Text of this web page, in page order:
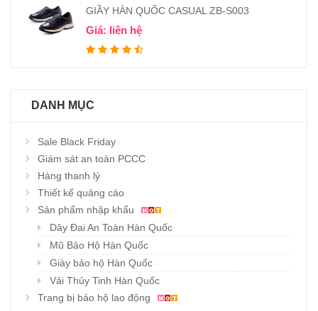
GIẦY HÀN QUỐC CASUAL ZB-S003
Giá: liên hệ
DANH MỤC
Sale Black Friday
Giám sát an toàn PCCC
Hàng thanh lý
Thiết kế quảng cáo
Sản phẩm nhập khẩu
Dây Đai An Toàn Hàn Quốc
Mũ Bảo Hộ Hàn Quốc
Giày bảo hộ Hàn Quốc
Vải Thủy Tinh Hàn Quốc
Trang bị bảo hộ lao động